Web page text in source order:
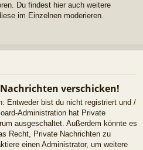
Du findest hier auch weitere
im Einzelnen moderieren.
verschicken!
Entweder bist du nicht registriert und /
Administration hat Private
ausgeschaltet. Außerdem könnte es
Recht, Private Nachrichten zu
einen Administrator, um weitere